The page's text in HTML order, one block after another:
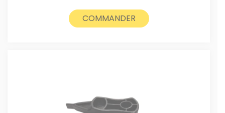
COMMANDER